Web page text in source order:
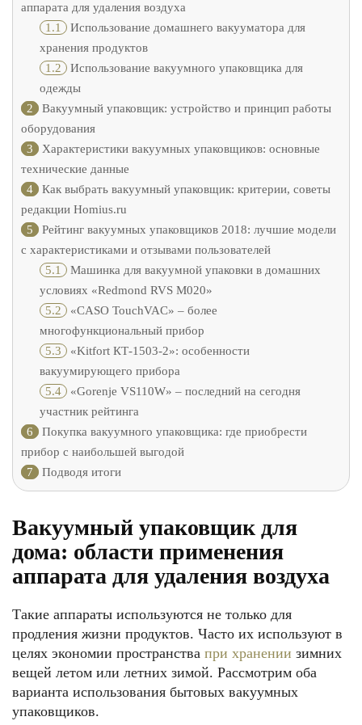
аппарата для удаления воздуха
1.1 Использование домашнего вакууматора для
хранения продуктов
1.2 Использование вакуумного упаковщика для
одежды
2
Вакуумный упаковщик: устройство и принцип работы
оборудования
3
Характеристики вакуумных упаковщиков: основные
технические данные
4
Как выбрать вакуумный упаковщик: критерии, советы
редакции Homius.ru
5
Рейтинг вакуумных упаковщиков 2018: лучшие модели
с характеристиками и отзывами пользователей
5.1 Машинка для вакуумной упаковки в домашних
условиях «Redmond RVS M020»
5.2 «CASO TouchVAC» – более
многофункциональный прибор
5.3 «Kitfort КТ-1503-2»: особенности
вакуумирующего прибора
5.4 «Gorenje VS110W» – последний на сегодня
участник рейтинга
6
Покупка вакуумного упаковщика: где приобрести
прибор с наибольшей выгодой
7
Подводя итоги
Вакуумный упаковщик для
дома: области применения
аппарата для удаления воздуха
Такие аппараты используются не только для
продления жизни продуктов. Часто их используют в
целях экономии пространства при хранении зимних
вещей летом или летних зимой. Рассмотрим оба
варианта использования бытовых вакуумных
упаковщиков.